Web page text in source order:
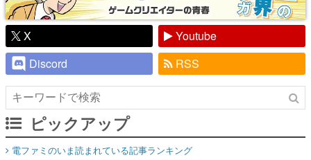
X
Youtube
Discord
RSS
ピックアップ
電ファミのいま読まれている記事ランキング